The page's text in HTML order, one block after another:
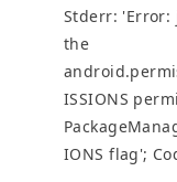
Stderr: 'Error:
the
ISSIONS
IONS flag';